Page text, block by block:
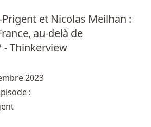
Prigent et Nicolas Meilhan :
au-delà de
- Thinkerview
2023
:
recommandés